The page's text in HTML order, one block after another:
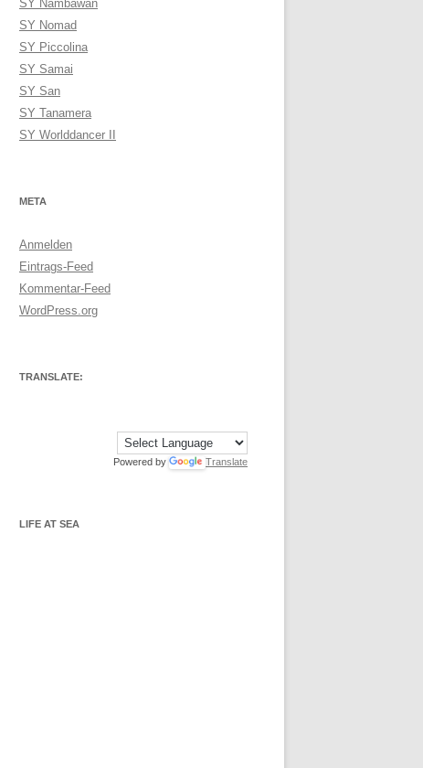
SY Nambawan
SY Nomad
SY Piccolina
SY Samai
SY San
SY Tanamera
SY Worlddancer II
META
Anmelden
Eintrags-Feed
Kommentar-Feed
WordPress.org
TRANSLATE:
Powered by Translate
LIFE AT SEA